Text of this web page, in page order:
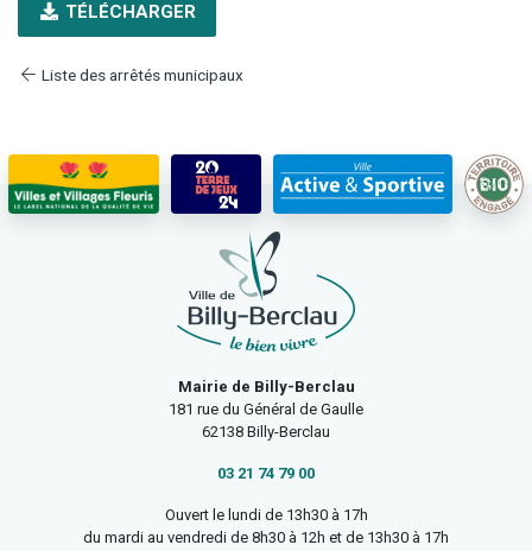
TÉLÉCHARGER
Liste des arrêtés municipaux
Mairie de Billy-Berclau
181 rue du Général de Gaulle
62138 Billy-Berclau
03 21 74 79 00
Ouvert le lundi de 13h30 à 17h
du mardi au vendredi de 8h30 à 12h et de 13h30 à 17h